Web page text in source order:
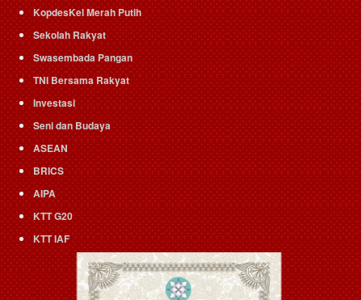
KopdesKel Merah Putih
Sekolah Rakyat
Swasembada Pangan
TNI Bersama Rakyat
Investasi
Seni dan Budaya
ASEAN
BRICS
AIPA
KTT G20
KTT IAF